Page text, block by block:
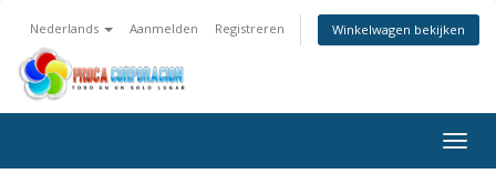
Nederlands Aanmelden Registreren Winkelwagen bekijken
in-/